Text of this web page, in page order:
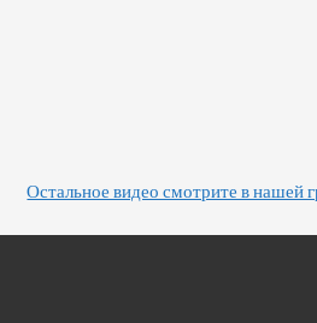
Остальное видео смотрите в нашей